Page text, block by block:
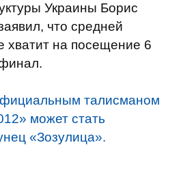
Украины Борис
что средней
хватит на посещение 6
талисманом
может стать
«Зозулица».